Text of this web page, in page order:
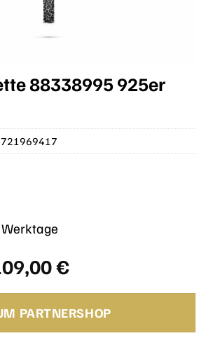
88338995 925er
Preis
€
€Aktueller
ist:
109,00 €.
PARTNERSHOP